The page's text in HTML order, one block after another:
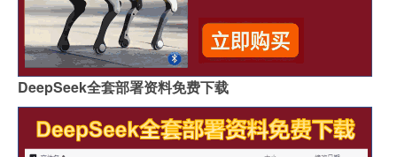
DeepSeek全套部署资料免费下载